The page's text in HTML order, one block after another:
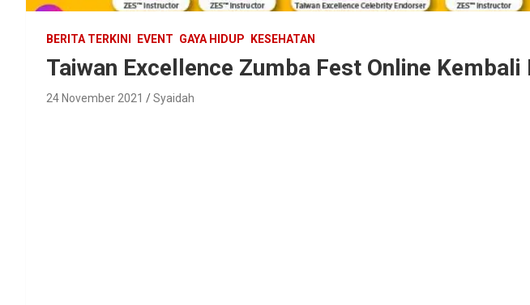
BERITA TERKINI EVENT GAYA HIDUP KESEHATAN
Taiwan Excellence Zumba Fest Online Kembali
24 November 2021 Syaidah